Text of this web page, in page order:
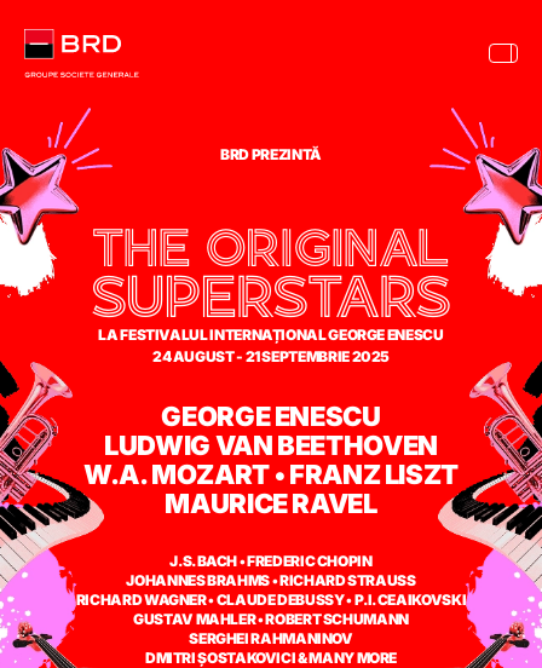
BRD PREZINTĂ
THE ORIGINAL
SUPERSTARS
LA FESTIVALUL INTERNAȚIONAL GEORGE ENESCU
24 AUGUST - 21 SEPTEMBRIE 2025
GEORGE ENESCU
LUDWIG VAN BEETHOVEN
W.A. MOZART • FRANZ LISZT
MAURICE RAVEL
J.S. BACH • FREDERIC CHOPIN
JOHANNES BRAHMS • RICHARD STRAUSS
RICHARD WAGNER • CLAUDE DEBUSSY • P.I. CEAIKOVSKI
GUSTAV MAHLER • ROBERT SCHUMANN
SERGHEI RAHMANINOV
DMITRI ȘOSTAKOVICI & MANY MORE